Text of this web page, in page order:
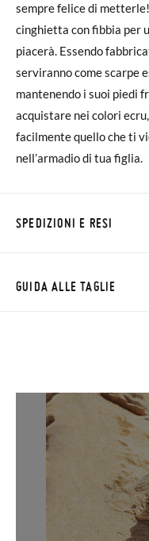
sempre felice di
cinghietta con fibbia per
piacerà. Essendo
serviranno come scarpe
mantenendo i suoi piedi
acquistare nei colori
facilmente quello che ti
nell’armadio di tua figlia.
SPEDIZIONI E RESI
ordini inferiori a 30 €, la
Se le scarpe arrivano e
cercavi, puoi richiedere
Se hai un account, ti
Se hai effettuato il
pagina dei Resi
e
GUIDA ALLE TAGLIE